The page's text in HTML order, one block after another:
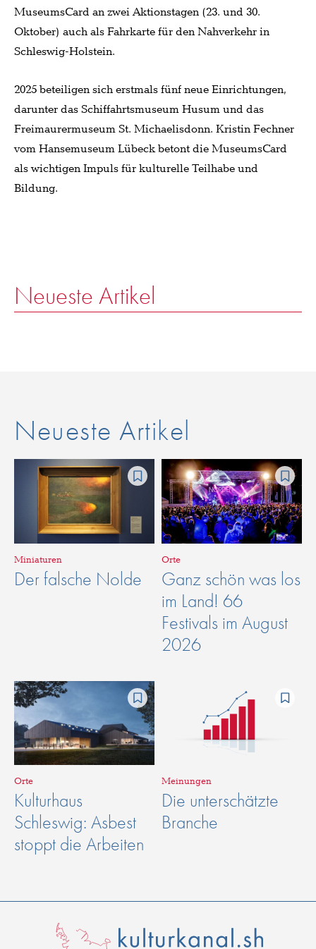
MuseumsCard an zwei Aktionstagen (23. und 30.
Oktober) auch als Fahrkarte für den Nahverkehr in
Schleswig-Holstein.
2025 beteiligen sich erstmals fünf neue Einrichtungen,
darunter das Schiffahrtsmuseum Husum und das
Freimaurermuseum St. Michaelisdonn. Kristin Fechner
vom Hansemuseum Lübeck betont die MuseumsCard
als wichtigen Impuls für kulturelle Teilhabe und
Bildung.
Neueste Artikel
Neueste Artikel
Miniaturen
Der falsche Nolde
Orte
Ganz schön was los
im Land! 66
Festivals im August
2026
Orte
Kulturhaus
Schleswig: Asbest
stoppt die Arbeiten
Meinungen
Die unterschätzte
Branche